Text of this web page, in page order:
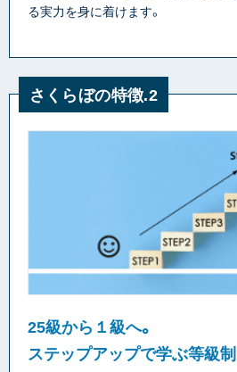
る実力を身に着けます。
さくらぼの特徴.2
25級から１級へ。
ステップアップで学ぶ等級制